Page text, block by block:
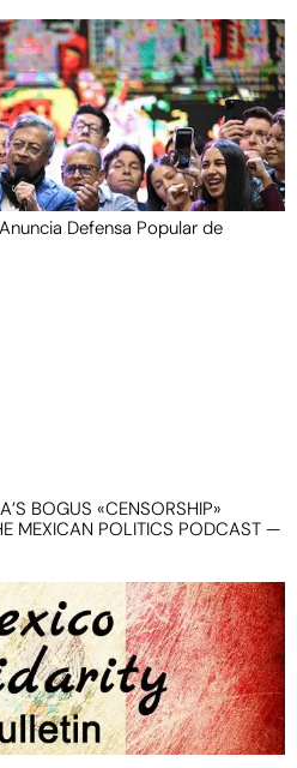
Defensa Popular de
BOGUS «CENSORSHIP»
MEXICAN POLITICS PODCAST —